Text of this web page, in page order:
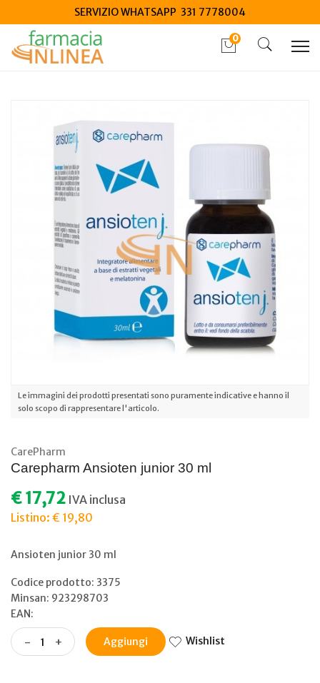
SERVIZIO WHATSAPP 331 7778004
0
Le immagini dei prodotti presentati sono puramente indicative e hanno il
solo scopo di rappresentare l'articolo.
CarePharm
Carepharm Ansioten junior 30 ml
€ 17,72 IVA inclusa
Listino: € 19,80
Ansioten junior 30 ml
Codice prodotto: 3375
Minsan: 923298703
EAN:
- + Aggiungi Wishlist